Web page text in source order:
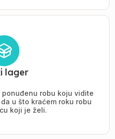
lager
ponuđenu robu koju vidite
u što kraćem roku robu
koji je želi.